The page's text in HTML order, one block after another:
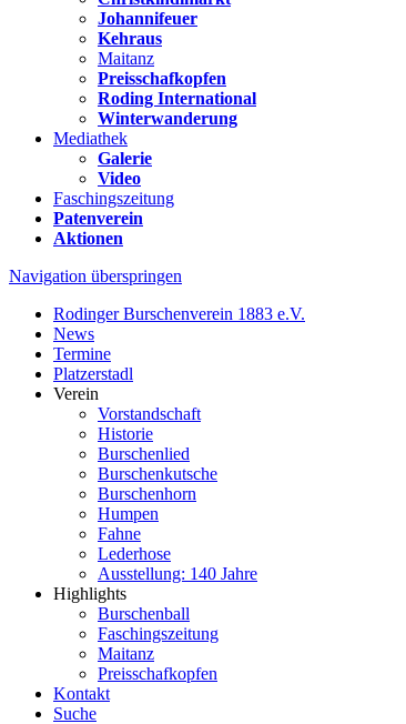
Johannifeuer
Kehraus
Maitanz
Preisschafkopfen
Roding International
Winterwanderung
Mediathek
Galerie
Video
Faschingszeitung
Patenverein
Aktionen
Navigation überspringen
Rodinger Burschenverein 1883 e.V.
News
Termine
Platzerstadl
Verein
Vorstandschaft
Historie
Burschenlied
Burschenkutsche
Burschenhorn
Humpen
Fahne
Lederhose
Ausstellung: 140 Jahre
Highlights
Burschenball
Faschingszeitung
Maitanz
Preisschafkopfen
Kontakt
Suche